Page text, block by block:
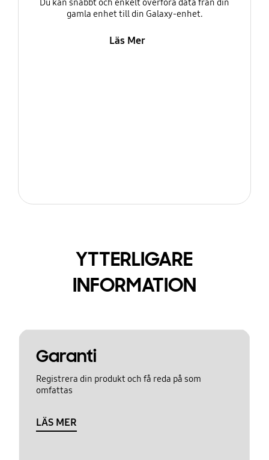
Du kan snabbt och enkelt överföra data från din
gamla enhet till din Galaxy-enhet.
Läs Mer
YTTERLIGARE
INFORMATION
Garanti
Registrera din produkt och få reda på som
omfattas
LÄS MER